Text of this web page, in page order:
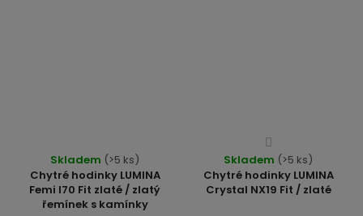
/
USB-
C
Chytré hodinky LUMINA
Femi I70 Fit zlaté / zlatý
řemínek s kamínky
hodnocení
produktu
je
Skladem (>5 ks)
Chytré hodinky LUMINA
Crystal NX19 Fit / zlaté
Průměrné
hodnocení
produktu
Skladem (>5 ks)